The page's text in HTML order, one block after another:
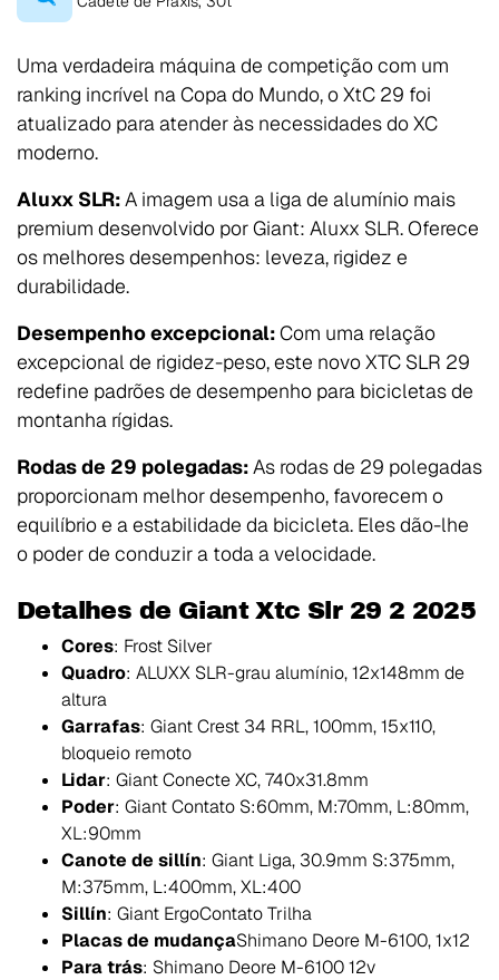
Uma verdadeira máquina de competição com um
ranking incrível na Copa do Mundo, o XtC 29 foi
atualizado para atender às necessidades do XC
moderno.
Aluxx SLR:A imagem usa a liga de alumínio mais
premium desenvolvido por Giant: Aluxx SLR. Oferece
os melhores desempenhos: leveza, rigidez e
durabilidade.
Desempenho excepcional:Com uma relação
excepcional de rigidez-peso, este novo XTC SLR 29
redefine padrões de desempenho para bicicletas de
montanha rígidas.
Rodas de 29 polegadas:As rodas de 29 polegadas
proporcionam melhor desempenho, favorecem o
equilíbrio e a estabilidade da bicicleta. Eles dão-lhe
o poder de conduzir a toda a velocidade.
Detalhes de Giant Xtc Slr 29 2 2025
Cores: Frost Silver
Quadro: ALUXX SLR-grau alumínio, 12x148mm de
altura
Garrafas: Giant Crest 34 RRL, 100mm, 15x110,
bloqueio remoto
Lidar: Giant Conecte XC, 740x31.8mm
Poder: Giant Contato S:60mm, M:70mm, L:80mm,
XL:90mm
Canote de sillín: Giant Liga, 30.9mm S:375mm,
M:375mm, L:400mm, XL:400
Sillín: Giant ErgoContato Trilha
Placas de mudançaShimano Deore M-6100, 1x12
Para trás: Shimano Deore M-6100 12v